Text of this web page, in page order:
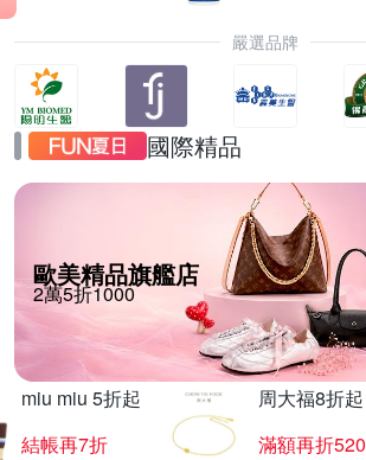
嚴選品牌
國際精品
歐美精品旗艦店
2萬5折1000
miu miu 5折起
結帳再7折
周大福8折起
滿額再折520